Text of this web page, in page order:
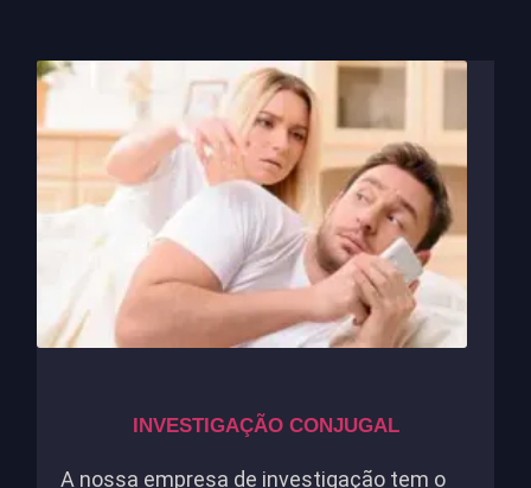
INVESTIGAÇÃO CONJUGAL
A nossa empresa de investigação tem o